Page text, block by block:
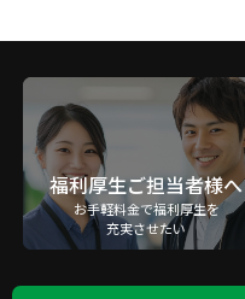
福利厚生ご担当者様へ
お手軽料金で福利厚生を
充実させたい